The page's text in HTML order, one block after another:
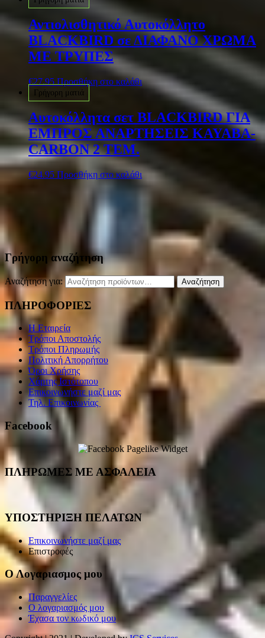
Αντιολισθητικό Αυτοκόλλητο
BLACKBIRD σε ΔΙΑΦΑΝΟ ΧΡΩΜΑ
ΜΕ ΤΡΥΠΕΣ
€27.95 Προσθήκη στο καλάθι
Γρήγορη ματιά
Αυτοκόλλητα σετ BLACKBIRD ΓΙΑ
ΕΜΠΡΟΣ ΑΝΑΡΤΗΣΕΙΣ KAYABA-
CARBON 2 ΤΕΜ.
€24.95 Προσθήκη στο καλάθι
Γρήγορη αναζήτηση
Αναζήτηση για: Αναζήτηση
ΠΛΗΡΟΦΟΡΙΕΣ
Η Εταιρεία
Τρόποι Αποστολής
Τρόποι Πληρωμής
Πολιτική Απορρήτου
Όροι Χρήσης
Χάρτης Ιστότοπου
Επικοινωνήστε μαζί μας
Τηλ. Επικοινωνίας
Facebook
ΠΛΗΡΩΜΕΣ ΜΕ ΑΣΦΑΛΕΙΑ
ΥΠΟΣΤΗΡΙΞΗ ΠΕΛΑΤΩΝ
Επικοινωνήστε μαζί μας
Επιστροφές
Ο Λογαριασμος μου
Παραγγελίες
Ο λογαριασμός μου
Έχασα τον κωδικό μου